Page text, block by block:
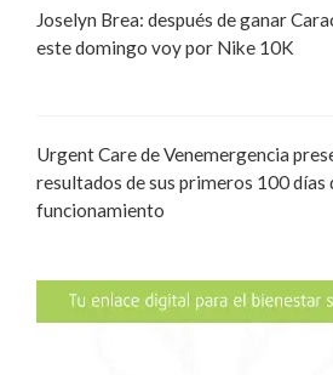
Joselyn Brea: después de ganar
este domingo voy por Nike 10K
Urgent Care de Venemergencia
resultados de sus primeros 100 días
funcionamiento